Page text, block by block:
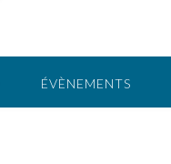
ÉVÈNEMENTS